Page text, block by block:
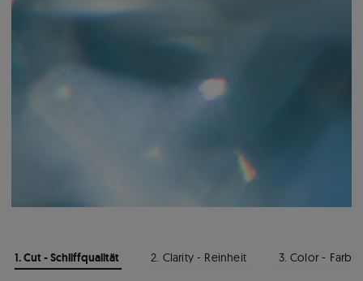
1. Cut - Schliffqualität 2. Clarity - Reinheit 3. Color - Farbe